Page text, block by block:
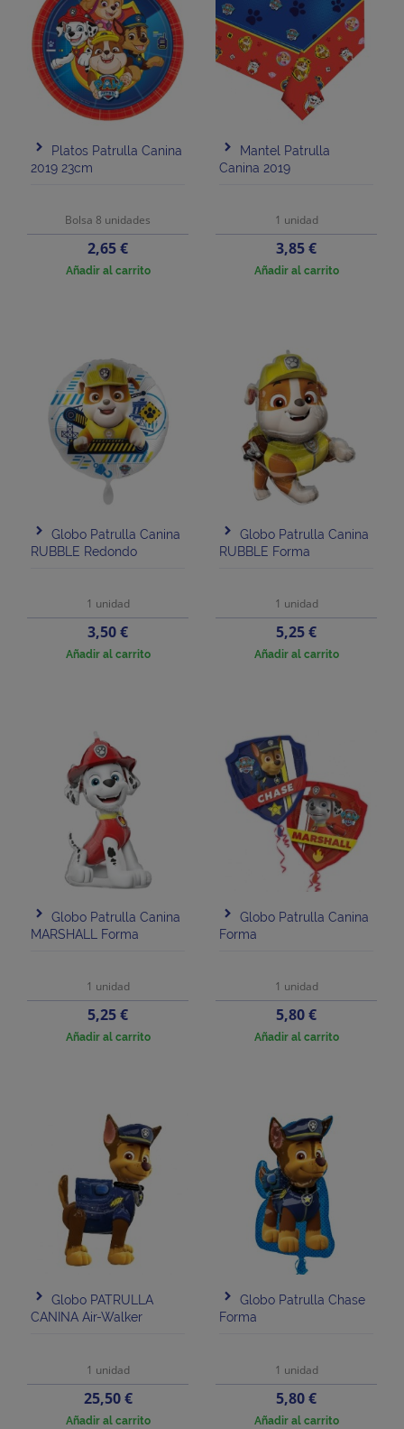
Platos Patrulla Canina
2019 23cm
Bolsa 8 unidades
Precio
2,65 €
Añadir al carrito
Mantel Patrulla
Canina 2019
1 unidad
Precio
3,85 €
Añadir al carrito
Globo Patrulla Canina
RUBBLE Redondo
1 unidad
Precio
3,50 €
Añadir al carrito
Globo Patrulla Canina
RUBBLE Forma
1 unidad
Precio
5,25 €
Añadir al carrito
Globo Patrulla Canina
MARSHALL Forma
1 unidad
Precio
5,25 €
Añadir al carrito
Globo Patrulla Canina
Forma
1 unidad
Precio
5,80 €
Añadir al carrito
Globo PATRULLA
CANINA Air-Walker
1 unidad
Precio
25,50 €
Añadir al carrito
Globo Patrulla Chase
Forma
1 unidad
Precio
5,80 €
Añadir al carrito